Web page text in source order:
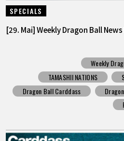
SPECIALS
[29. Mai] Weekly Dragon Ball News
Weekly
TAMASHII NATIONS
Dragon Ball Carddass